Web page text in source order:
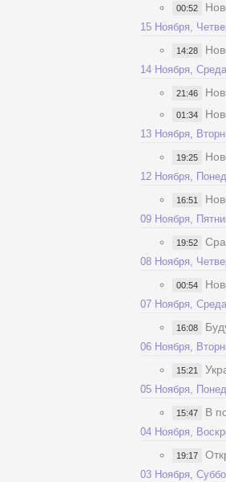
00:52
15 Ноября,
14:28
14 Ноября, Среда
21:46
01:34
13 Ноября,
19:25
12 Ноября,
16:51
09 Ноября,
19:52
08 Ноября,
00:54
07 Ноября, Среда
16:08
06 Ноября,
15:21
05 Ноября,
15:47 В
04 Ноября,
19:17
03 Ноября,